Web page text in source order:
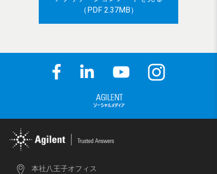
（PDF 2.37MB）
本社八王子オフィス